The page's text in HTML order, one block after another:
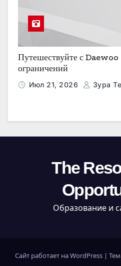
Путешествуйте с
ограничений
Июл 21, 2026 Зура
The
Образование и
Сайт работает на WordPress |